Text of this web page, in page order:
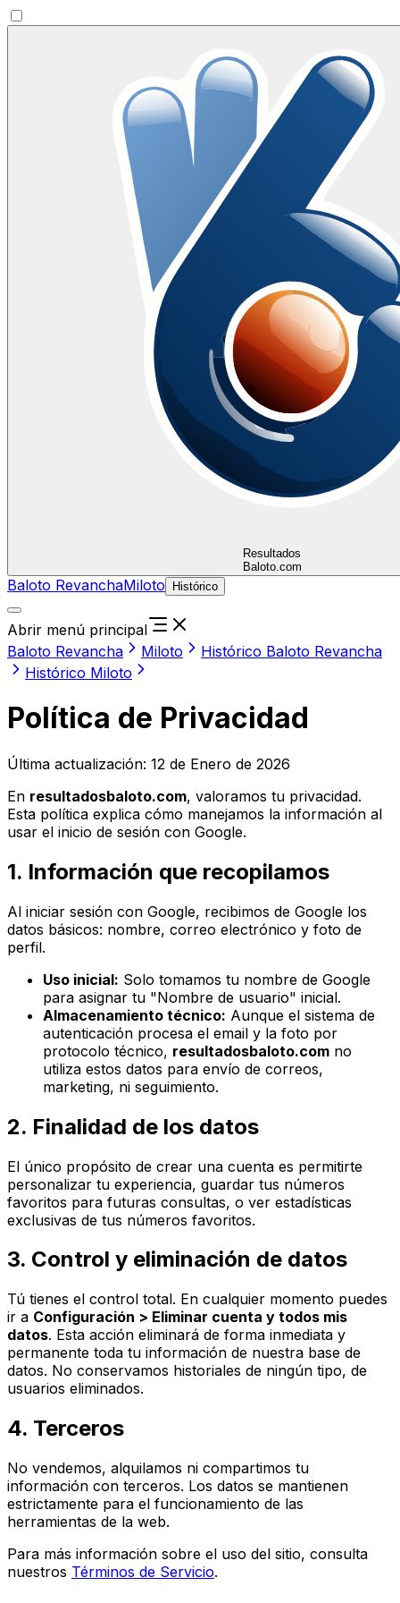
Resultados
Baloto.com
Baloto RevanchaMiloto Histórico
Abrir menú principal
Baloto Revancha
Miloto
Histórico Baloto Revancha
Histórico Miloto
Política de Privacidad
Última actualización: 12 de Enero de 2026
En resultadosbaloto.com, valoramos tu privacidad.
Esta política explica cómo manejamos la información al
usar el inicio de sesión con Google.
1. Información que recopilamos
Al iniciar sesión con Google, recibimos de Google los
datos básicos: nombre, correo electrónico y foto de
perfil.
Uso inicial: Solo tomamos tu nombre de Google
para asignar tu "Nombre de usuario" inicial.
Almacenamiento técnico: Aunque el sistema de
autenticación procesa el email y la foto por
protocolo técnico, resultadosbaloto.com no
utiliza estos datos para envío de correos,
marketing, ni seguimiento.
2. Finalidad de los datos
El único propósito de crear una cuenta es permitirte
personalizar tu experiencia, guardar tus números
favoritos para futuras consultas, o ver estadísticas
exclusivas de tus números favoritos.
3. Control y eliminación de datos
Tú tienes el control total. En cualquier momento puedes
ir a Configuración > Eliminar cuenta y todos mis
datos. Esta acción eliminará de forma inmediata y
permanente toda tu información de nuestra base de
datos. No conservamos historiales de ningún tipo, de
usuarios eliminados.
4. Terceros
No vendemos, alquilamos ni compartimos tu
información con terceros. Los datos se mantienen
estrictamente para el funcionamiento de las
herramientas de la web.
Para más información sobre el uso del sitio, consulta
nuestros Términos de Servicio.